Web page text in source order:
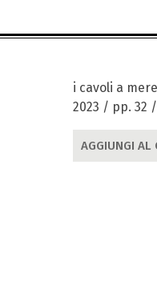
i cavoli a
2023 / pp. 32 /
AGGIUNGI AL